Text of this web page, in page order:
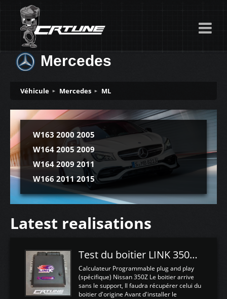
Mercedes
Véhicule Mercedes ML
W163 2000 2005
W164 2005 2009
W164 2009 2011
W166 2011 2015
Latest realisations
Test du boitier LINK 350Z Plugin ECU
Calculateur Programmable plug and play
(spécifique) Nissan 350Z Le boitier arrive
sans le support, Il faudra récupérer celui du
boitier d'origine Avant d'installer le